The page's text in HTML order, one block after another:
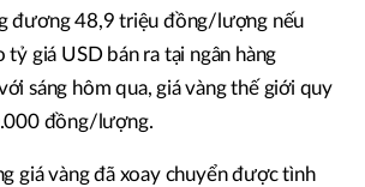
đương 48,9 triệu đồng/lượng nếu
giá USD bán ra tại ngân hàng
sáng hôm qua, giá vàng thế giới quy
đồng/lượng.
giá vàng đã xoay chuyển được tình